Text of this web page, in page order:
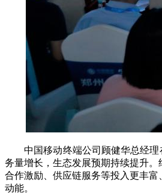
中国移动终端公司顾健华总经理
务量增长，生态发展预期持续提升
合作激励、供应链服务等投入更丰
动能。